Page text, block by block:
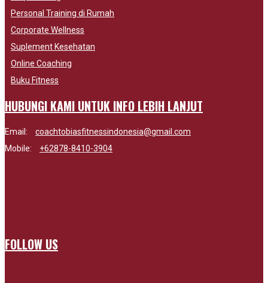
Personal Training di Rumah
Corporate Wellness
Suplement Kesehatan
Online Coaching
Buku Fitness
HUBUNGI KAMI UNTUK INFO LEBIH LANJUT
Email:
coachtobiasfitnessindonesia@gmail.com
Mobile:
+62878-8410-3904
FOLLOW US